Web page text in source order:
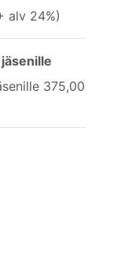
alv 24%)
375,00